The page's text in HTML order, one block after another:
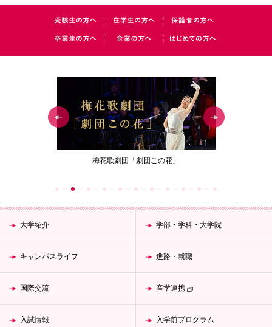
梅花歌劇団「劇団この花」
大学紹介 学部・学科・大学院
キャンパスライフ 進路・就職
国際交流 産学連携
入試情報 入学前プログラム